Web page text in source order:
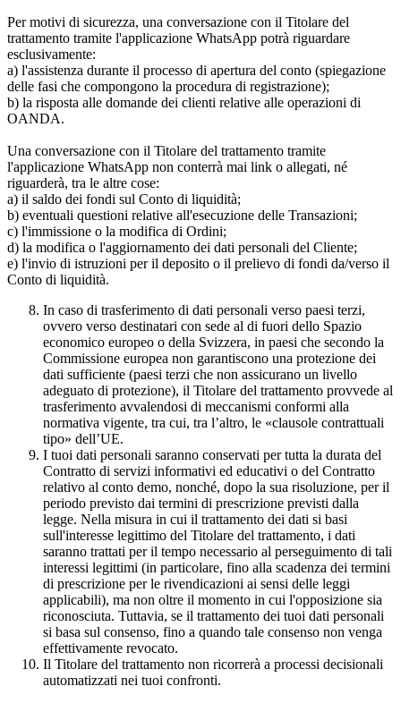
Per motivi di sicurezza, una conversazione con il Titolare del
trattamento tramite l'applicazione WhatsApp potrà riguardare
esclusivamente:
a) l'assistenza durante il processo di apertura del conto (spiegazione
delle fasi che compongono la procedura di registrazione);
b) la risposta alle domande dei clienti relative alle operazioni di
OANDA.
Una conversazione con il Titolare del trattamento tramite
l'applicazione WhatsApp non conterrà mai link o allegati, né
riguarderà, tra le altre cose:
a) il saldo dei fondi sul Conto di liquidità;
b) eventuali questioni relative all'esecuzione delle Transazioni;
c) l'immissione o la modifica di Ordini;
d) la modifica o l'aggiornamento dei dati personali del Cliente;
e) l'invio di istruzioni per il deposito o il prelievo di fondi da/verso il
Conto di liquidità.
In caso di trasferimento di dati personali verso paesi terzi,
ovvero verso destinatari con sede al di fuori dello Spazio
economico europeo o della Svizzera, in paesi che secondo la
Commissione europea non garantiscono una protezione dei
dati sufficiente (paesi terzi che non assicurano un livello
adeguato di protezione), il Titolare del trattamento provvede al
trasferimento avvalendosi di meccanismi conformi alla
normativa vigente, tra cui, tra l’altro, le «clausole contrattuali
tipo» dell’UE.
I tuoi dati personali saranno conservati per tutta la durata del
Contratto di servizi informativi ed educativi o del Contratto
relativo al conto demo, nonché, dopo la sua risoluzione, per il
periodo previsto dai termini di prescrizione previsti dalla
legge. Nella misura in cui il trattamento dei dati si basi
sull'interesse legittimo del Titolare del trattamento, i dati
saranno trattati per il tempo necessario al perseguimento di tali
interessi legittimi (in particolare, fino alla scadenza dei termini
di prescrizione per le rivendicazioni ai sensi delle leggi
applicabili), ma non oltre il momento in cui l'opposizione sia
riconosciuta. Tuttavia, se il trattamento dei tuoi dati personali
si basa sul consenso, fino a quando tale consenso non venga
effettivamente revocato.
Il Titolare del trattamento non ricorrerà a processi decisionali
automatizzati nei tuoi confronti.